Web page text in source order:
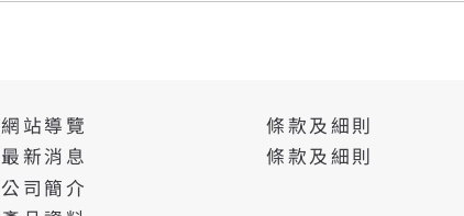
網站導覽
最新消息
公司簡介
條款及細則
條款及細則